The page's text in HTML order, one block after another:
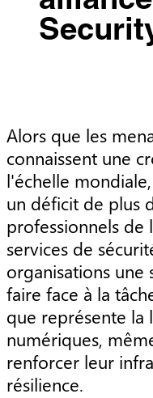
Alors que les
connaissent une
l'échelle
un déficit de plus
professionnels de
services de
organisations
faire face à la
que représente la
numériques,
renforcer leur
résilience.